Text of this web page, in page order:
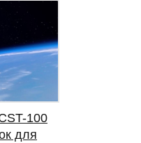
100
для